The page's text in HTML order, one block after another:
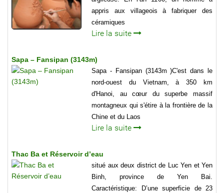
appris aux villageois à fabriquer des
céramiques
Lire la suite
Sapa – Fansipan (3143m)
Sapa - Fansipan (3143m )C'est dans le
nord-ouest du Vietnam, à 350 km
d'Hanoi, au cœur du superbe massif
montagneux qui s'étire à la frontière de la
Chine et du Laos
Lire la suite
Thac Ba et Réservoir d’eau
situé aux deux district de Luc Yen et Yen
Binh, province de Yen Bai.
Caractéristique: D’une superficie de 23